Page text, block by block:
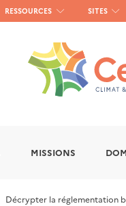
RESSOURCES SITES
MISSIONS
Décrypter la réglementation